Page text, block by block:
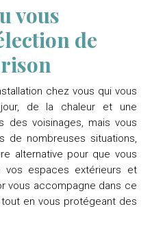
vous
de
chez vous qui vous
de la chaleur et une
des voisinages, mais vous
de nombreuses situations,
alternative pour que vous
vos espaces extérieurs et
vous accompagne dans ce
en vous protégeant des